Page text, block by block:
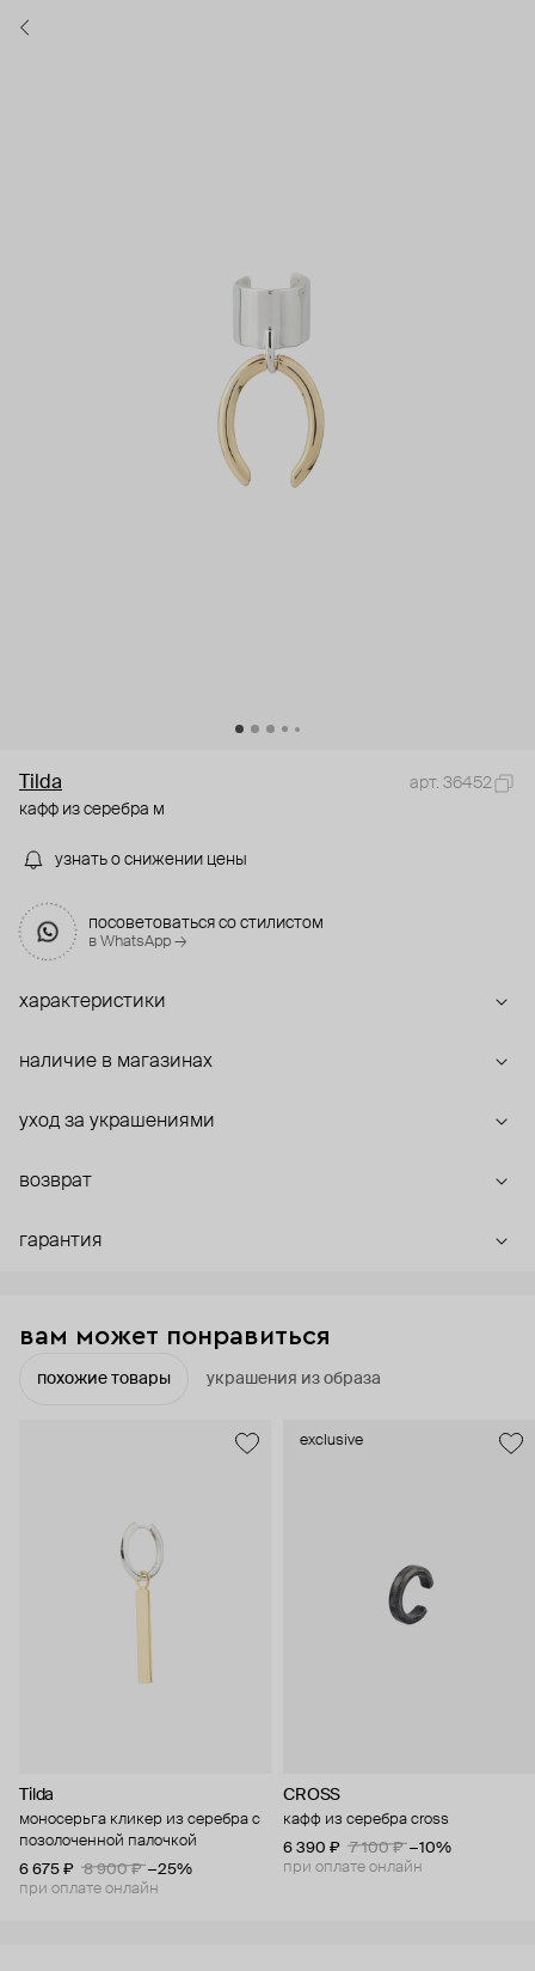
Tilda
арт. 36452
кафф из серебра м
узнать о снижении цены
посоветоваться со стилистом
в WhatsApp →
характеристики
наличие в магазинах
уход за украшениями
возврат
гарантия
вам может понравиться
похожие товары украшения из образа
Tilda
моносерьга кликер из серебра с
позолоченной палочкой
6 675 ₽
8 900 ₽ −25%
при оплате онлайн
exclusive
CROSS
кафф из серебра cross
6 390 ₽
7 100 ₽ −10%
при оплате онлайн